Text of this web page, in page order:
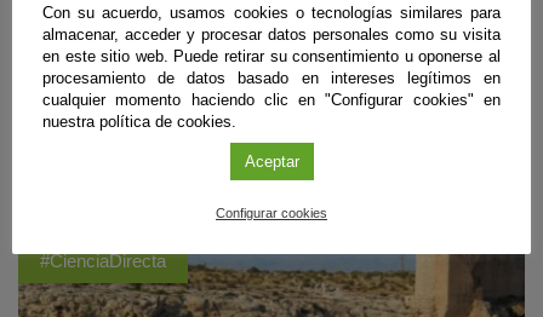
ÚLTIMAS PUBLICACIONES
#CienciaDirecta
Con su acuerdo, usamos cookies o tecnologías similares para
almacenar, acceder y procesar datos personales como su visita
en este sitio web. Puede retirar su consentimiento u oponerse al
procesamiento de datos basado en intereses legítimos en
cualquier momento haciendo clic en "Configurar cookies" en
nuestra política de cookies.
Aceptar
Configurar cookies